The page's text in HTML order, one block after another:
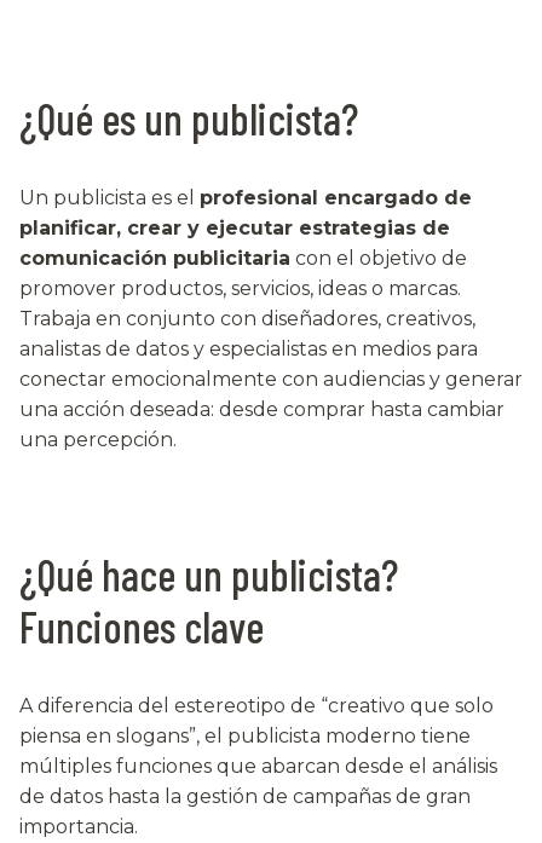
¿Qué es un publicista?
Un publicista es el profesional encargado de
planificar, crear y ejecutar estrategias de
comunicación publicitaria con el objetivo de
promover productos, servicios, ideas o marcas.
Trabaja en conjunto con diseñadores, creativos,
analistas de datos y especialistas en medios para
conectar emocionalmente con audiencias y generar
una acción deseada: desde comprar hasta cambiar
una percepción.
¿Qué hace un publicista?
Funciones clave
A diferencia del estereotipo de “creativo que solo
piensa en slogans”, el publicista moderno tiene
múltiples funciones que abarcan desde el análisis
de datos hasta la gestión de campañas de gran
importancia.